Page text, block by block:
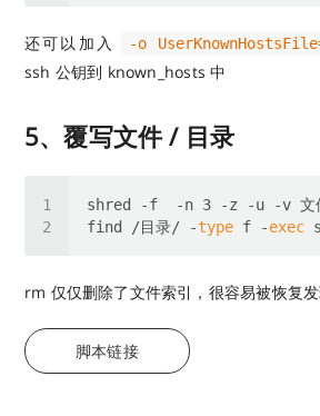
还可以加入 -o
ssh 公钥到 known_hosts 中
5、覆写文件 / 目录
find /目录/ -type f -exec
rm 仅仅删除了文件索引，很容易被恢复
脚本链接